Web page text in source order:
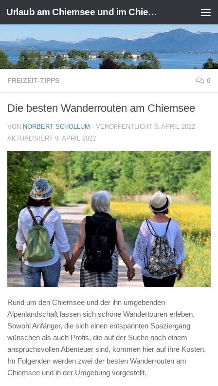
Zum Inhalt springen Urlaub am Chiemsee und im Chiemgau
FREIZEIT-TIPPS 0
Die besten Wanderrouten am Chiemsee
VON NORBERT SCHOLLUM · VERÖFFENTLICHT 9. APRIL 2022 ·
AKTUALISIERT 9. APRIL 2022
Rund um den Chiemsee und der ihn umgebenden
Alpenlandschaft lassen sich schöne Wandertouren erleben.
Sowohl Anfänger, die sich einen entspannten Spaziergang
wünschen als auch Profis, die auf der Suche nach einem
anspruchsvollen Abenteuer sind, kommen hier auf ihre Kosten.
Im Folgenden werden zwei der besten Wanderrouten am
Chiemsee und in der Umgebung vorgestellt.